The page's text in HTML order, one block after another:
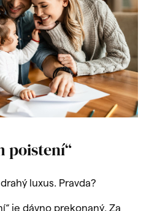
poistení“
luxus. Pravda?
je dávno prekonaný. Za